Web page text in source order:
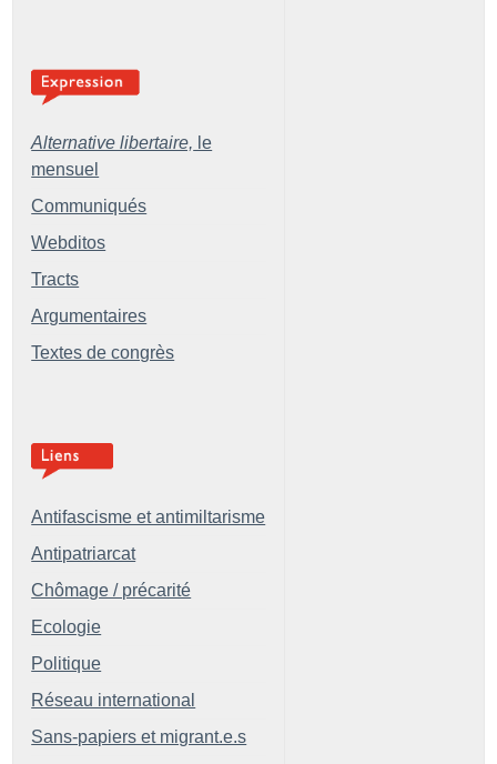
Alternative libertaire, le
mensuel
Communiqués
Webditos
Tracts
Argumentaires
Textes de congrès
Antifascisme et antimiltarisme
Antipatriarcat
Chômage / précarité
Ecologie
Politique
Réseau international
Sans-papiers et migrant.e.s